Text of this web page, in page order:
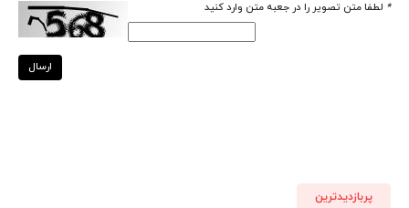
* لطفا متن تصویر را در جعبه متن وارد کنید
ارسال
پربازدیدترین